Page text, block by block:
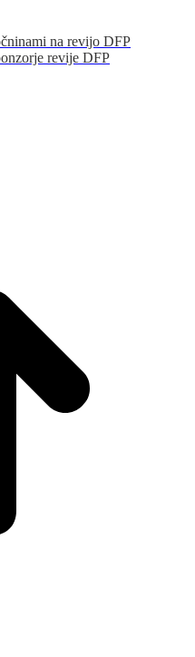
na revijo DFP
revije DFP